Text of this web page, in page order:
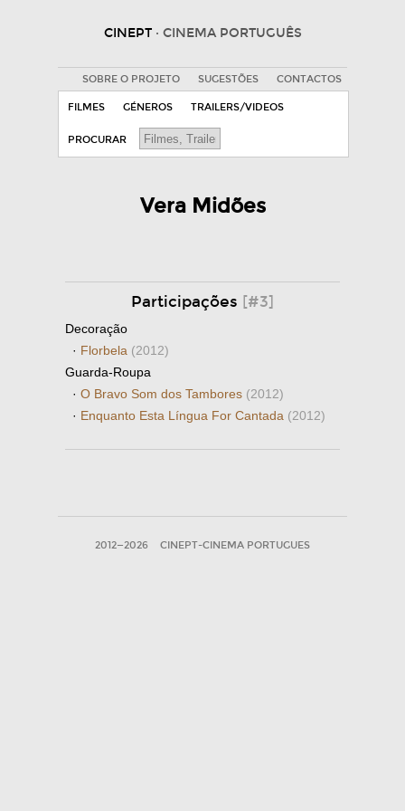
CINEPT · CINEMA PORTUGUÊS
SOBRE O PROJETO SUGESTÕES CONTACTOS
FILMES GÉNEROS TRAILERS/VIDEOS
PROCURAR
Vera Midões
Participações [#3]
Decoração
· Florbela (2012)
Guarda-Roupa
· O Bravo Som dos Tambores (2012)
· Enquanto Esta Língua For Cantada (2012)
2012—2026 CINEPT-CINEMA PORTUGUES